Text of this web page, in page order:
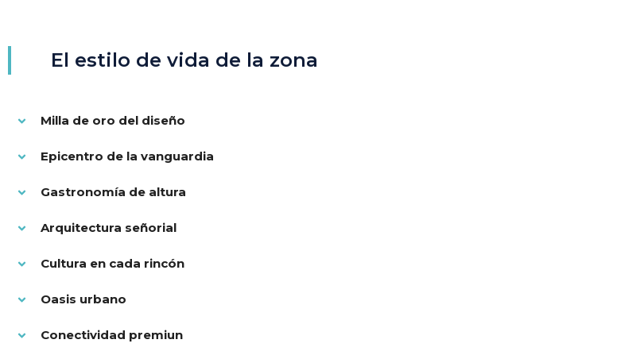
El estilo de vida de la zona
Milla de oro del diseño
Epicentro de la vanguardia
Gastronomía de altura
Arquitectura señorial
Cultura en cada rincón
Oasis urbano
Conectividad premiun